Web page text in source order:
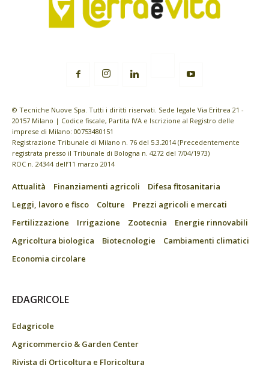
© Tecniche Nuove Spa. Tutti i diritti riservati. Sede legale Via Eritrea 21 -
20157 Milano | Codice fiscale, Partita IVA e Iscrizione al Registro delle
imprese di Milano: 00753480151
Registrazione Tribunale di Milano n. 76 del 5.3.2014 (Precedentemente
registrata presso il Tribunale di Bologna n. 4272 del 7/04/1973)
ROC n. 24344 dell’11 marzo 2014
Attualità Finanziamenti agricoli
Difesa fitosanitaria
Leggi, lavoro e fisco
Colture
Prezzi agricoli e mercati
Fertilizzazione
Irrigazione Zootecnia
Energie rinnovabili
Agricoltura biologica
Biotecnologie
Cambiamenti climatici
Economia circolare
EDAGRICOLE
Edagricole
Agricommercio & Garden Center
Rivista di Orticoltura e Floricoltura